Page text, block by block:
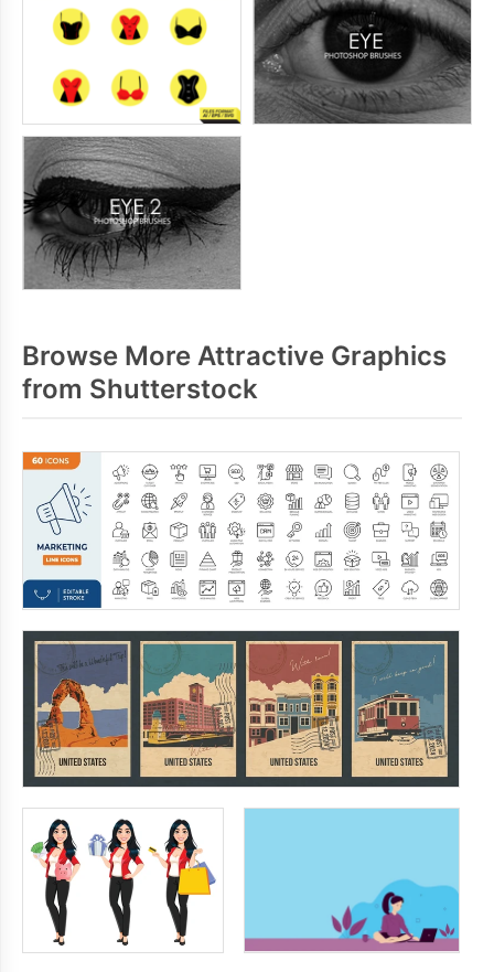
Browse More Attractive Graphics
from Shutterstock